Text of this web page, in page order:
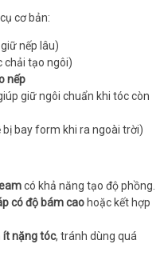
cơ bản:
nếp lâu)
tạo ngôi)
nếp
giữ ngôi chuẩn khi tóc còn
bị bay form khi ra ngoài trời)
có khả năng tạo độ phồng.
có độ bám cao hoặc kết hợp
ít nặng tóc, tránh dùng quá